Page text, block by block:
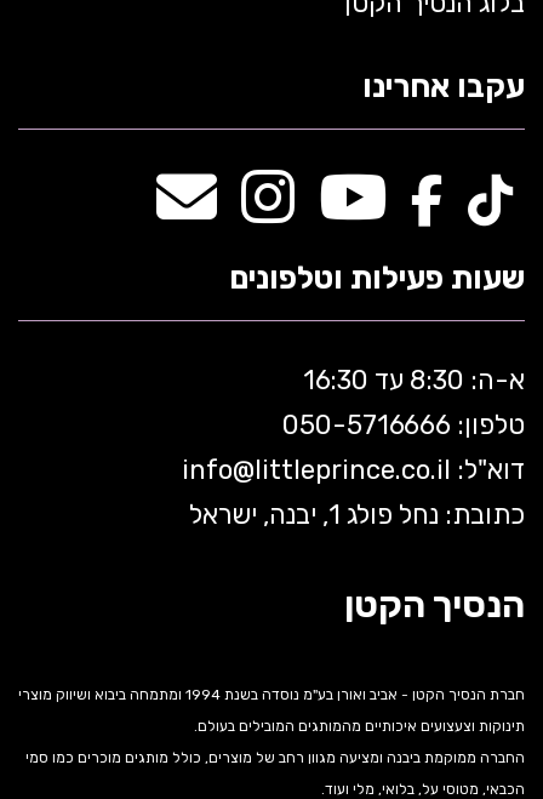
עקבו אחרינו
שעות פעילות וטלפונים
א-ה: 8:30 עד 16:30
טלפון: 050-5 716666
דוא"ל:
info@littleprince.co.il
כתובת: נחל פולג 1, יבנה, ישראל
הנסיך הקטן
חברת הנסיך הקטן - אביב ואורן בע"מ נוסדה בשנת 1994 ומתמחה ביבוא ושיווק מוצרי
תינוקות וצעצועים איכותיים מהמותגים המובילים בעולם.
החברה ממוקמת ביבנה ומציעה מגוון רחב של מוצרים, כולל מותגים מוכרים כמו סמי
הכבאי, מטוסי על, בלואי, מלי ועוד.